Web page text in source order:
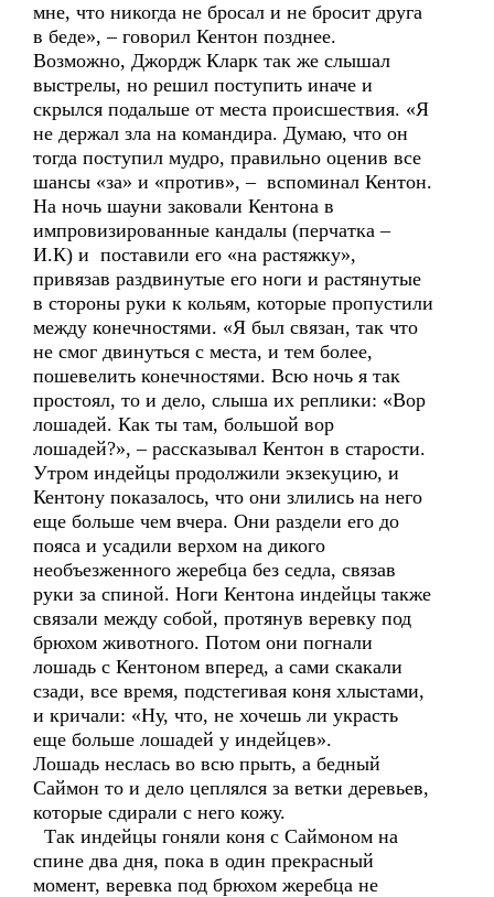
мне, что никогда не бросал и не бросит друга
в беде», – говорил Кентон позднее.
Возможно, Джордж Кларк так же слышал
выстрелы, но решил поступить иначе и
скрылся подальше от места происшествия. «Я
не держал зла на командира. Думаю, что он
тогда поступил мудро, правильно оценив все
шансы «за» и «против», – вспоминал Кентон.
На ночь шауни заковали Кентона в
импровизированные кандалы (перчатка –
И.К) и поставили его «на растяжку»,
привязав раздвинутые его ноги и растянутые
в стороны руки к кольям, которые пропустили
между конечностями. «Я был связан, так что
не смог двинуться с места, и тем более,
пошевелить конечностями. Всю ночь я так
простоял, то и дело, слыша их реплики: «Вор
лошадей. Как ты там, большой вор
лошадей?», – рассказывал Кентон в старости.
Утром индейцы продолжили экзекуцию, и
Кентону показалось, что они злились на него
еще больше чем вчера. Они раздели его до
пояса и усадили верхом на дикого
необъезженного жеребца без седла, связав
руки за спиной. Ноги Кентона индейцы также
связали между собой, протянув веревку под
брюхом животного. Потом они погнали
лошадь с Кентоном вперед, а сами скакали
сзади, все время, подстегивая коня хлыстами,
и кричали: «Ну, что, не хочешь ли украсть
еще больше лошадей у индейцев».
Лошадь неслась во всю прыть, а бедный
Саймон то и дело цеплялся за ветки деревьев,
которые сдирали с него кожу.
Так индейцы гоняли коня с Саймоном на
спине два дня, пока в один прекрасный
момент, веревка под брюхом жеребца не